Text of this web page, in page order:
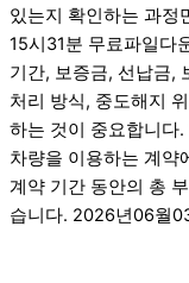
있는지 확인하는 과정
15시31분 무료파일다
기간, 보증금, 선납금,
처리 방식, 중도해지
하는 것이 중요합니다
차량을 이용하는 계약
계약 기간 동안의 총
습니다. 2026년06월